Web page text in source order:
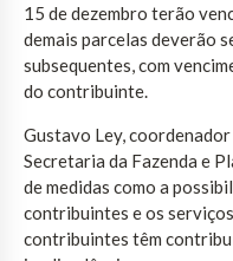
15 de dezembro terão
demais parcelas deverão
subsequentes, com
do contribuinte.
Gustavo Ley,
Secretaria da Fazenda e
de medidas como a
contribuintes e os
contribuintes têm